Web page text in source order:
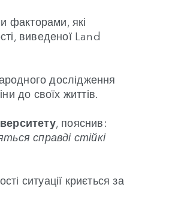
факторами, які
виведеної Land
дослідження
до своїх життів.
, пояснив:
справді стійкі
ситуації криється за